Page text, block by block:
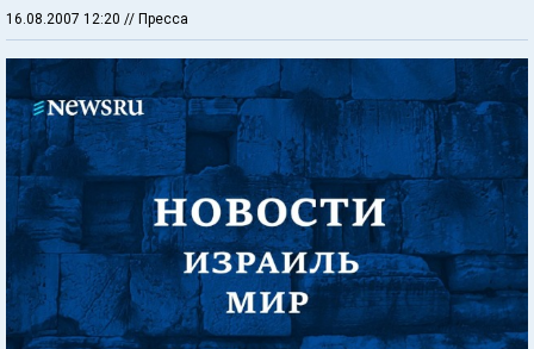
16.08.2007 12:20 // Пресса